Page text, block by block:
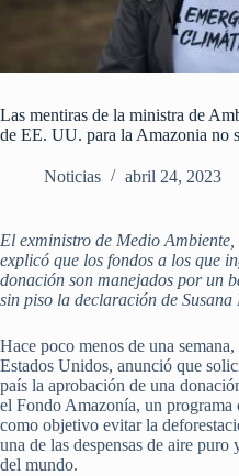
Las mentiras de la ministra de
de EE. UU. para la Amazonia no
Noticias abril 24, 2023
El exministro de Medio
explicó que los fondos a los que
donación son manejados por un
sin piso la declaración de Susana
Hace poco menos de una
Estados Unidos, anunció que
país la aprobación de una
el Fondo Amazonía, un programa
como objetivo evitar la
una de las despensas de aire
del mundo.